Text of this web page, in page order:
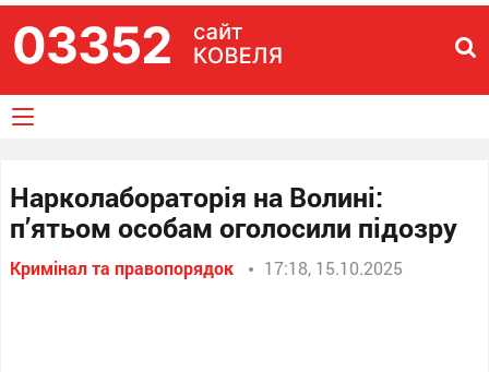
Нарколабораторія на Волині:
п’ятьом особам оголосили підозру
Кримінал та правопорядок 17:18, 15.10.2025